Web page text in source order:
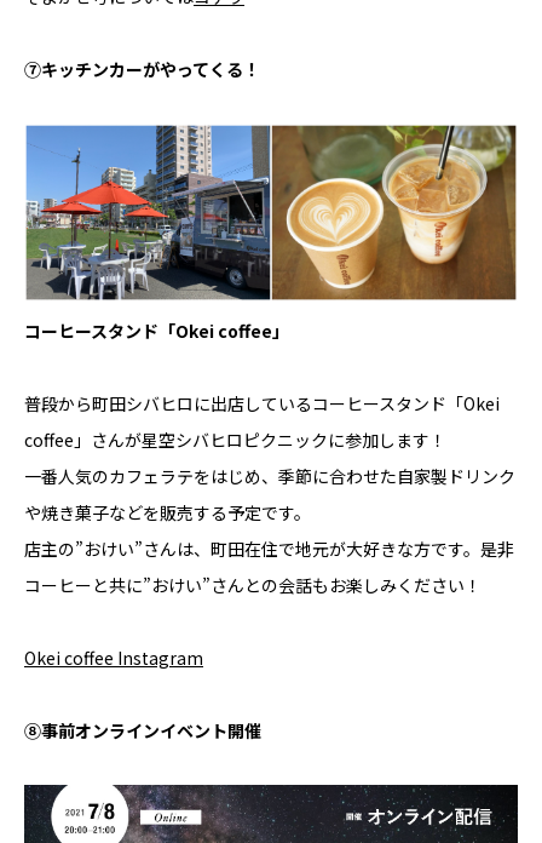
⑦キッチンカーがやってくる！
コーヒースタンド「Okei coffee」
普段から町田シバヒロに出店しているコーヒースタンド「Okei
coffee」さんが星空シバヒロピクニックに参加します！
一番人気のカフェラテをはじめ、季節に合わせた自家製ドリンク
や焼き菓子などを販売する予定です。
店主の”おけい”さんは、町田在住で地元が大好きな方です。是非
コーヒーと共に”おけい”さんとの会話もお楽しみください！
Okei coffee Instagram
⑧事前オンラインイベント開催